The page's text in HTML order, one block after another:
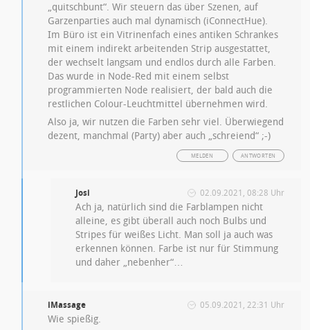
„quitschbunt“. Wir steuern das über Szenen, auf
Garzenparties auch mal dynamisch (iConnectHue).
Im Büro ist ein Vitrinenfach eines antiken Schrankes
mit einem indirekt arbeitenden Strip ausgestattet,
der wechselt langsam und endlos durch alle Farben.
Das wurde in Node-Red mit einem selbst
programmierten Node realisiert, der bald auch die
restlichen Colour-Leuchtmittel übernehmen wird.
Also ja, wir nutzen die Farben sehr viel. Überwiegend
dezent, manchmal (Party) aber auch „schreiend“ ;-)
ANTWORTEN
MELDEN
Josi 02.09.2021, 08:28 Uhr
Ach ja, natürlich sind die Farblampen nicht
alleine, es gibt überall auch noch Bulbs und
Stripes für weißes Licht. Man soll ja auch was
erkennen können. Farbe ist nur für Stimmung
und daher „nebenher“…
iMassage 05.09.2021, 22:31 Uhr
Wie spießig.